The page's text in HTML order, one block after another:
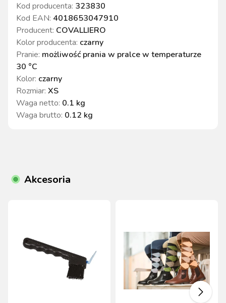
Kod producenta: 323830
Kod EAN: 4018653047910
Producent: COVALLIERO
Kolor producenta: czarny
Pranie: możliwość prania w pralce w temperaturze
30 °C
Kolor: czarny
Rozmiar: XS
Waga netto: 0.1 kg
Waga brutto: 0.12 kg
Akcesoria